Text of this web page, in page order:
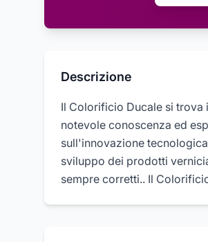
Descrizione
Il Colorificio Ducale si trova
notevole conoscenza ed
sull'innovazione
sviluppo dei prodotti
sempre corretti.. Il